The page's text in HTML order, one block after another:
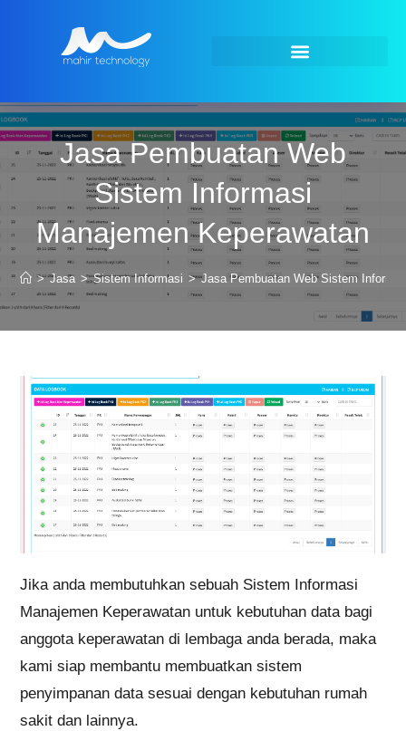
Jasa Pembuatan Web
Sistem Informasi
Manajemen Keperawatan
> Jasa > Sistem Informasi > Jasa Pembuatan Web Sistem
Jika anda membutuhkan sebuah Sistem Informasi
Manajemen Keperawatan untuk kebutuhan data bagi
anggota keperawatan di lembaga anda berada, maka
kami siap membantu membuatkan sistem
penyimpanan data sesuai dengan kebutuhan rumah
sakit dan lainnya.